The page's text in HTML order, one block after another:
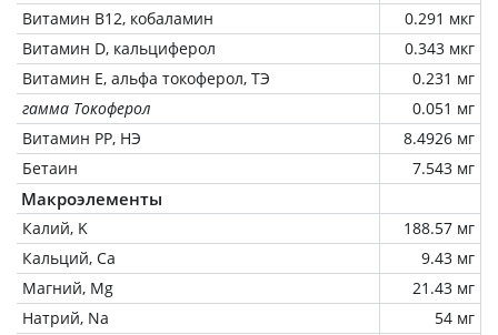
Витамин В12, кобаламин
0.291 мкг
Витамин D, кальциферол
0.343 мкг
Витамин Е, альфа токоферол, ТЭ
0.231 мг
гамма Токоферол
0.051 мг
Витамин РР, НЭ
8.4926 мг
Бетаин
7.543 мг
Макроэлементы
Калий, K
188.57 мг
Кальций, Ca
9.43 мг
Магний, Mg
21.43 мг
Натрий, Na
54 мг